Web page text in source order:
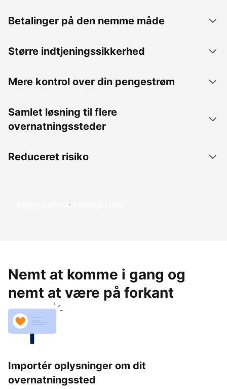
Betalinger på den nemme måde
Større indtjeningssikkerhed
Mere kontrol over din pengestrøm
Samlet løsning til flere
overnatningssteder
Reduceret risiko
Begynd at tjene penge i dag
Nemt at komme i gang og
nemt at være på forkant
Importér oplysninger om dit
overnatningssted